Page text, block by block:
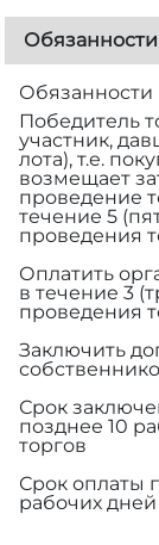
Обязанности
Обязанности
Победитель
участник,
лота), т.е.
возмещает
проведение
течение 5
проведения
Оплатить
в течение 3
проведения
Заключить
Срок
позднее 10
торгов
Срок оплаты
рабочих